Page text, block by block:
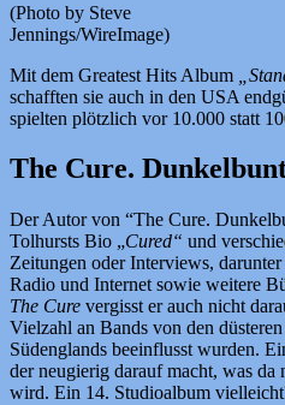
(Photo by Steve
Jennings/WireImage)
Mit dem Greatest Hits Album
schafften sie auch in den USA
spielten plötzlich vor 10.000 statt
The Cure.
Der Autor von “The Cure.
Tolhursts Bio „Cured“ und
Zeitungen oder Interviews,
Radio und Internet sowie weitere
The Cure vergisst er auch nicht
Vielzahl an Bands von den
Südenglands beeinflusst wurden.
der neugierig darauf macht, was da
wird. Ein 14. Studioalbum